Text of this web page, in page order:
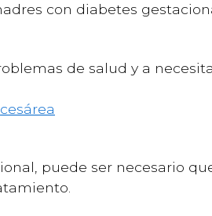
con diabetes
de salud y a
cesárea
puede ser necesario